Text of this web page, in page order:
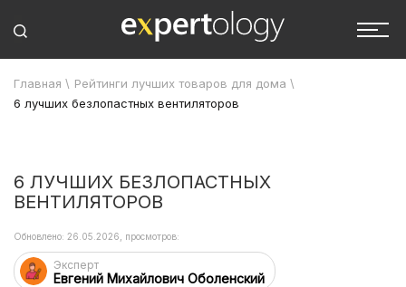
Главная \ Рейтинги лучших товаров для дома \
6 лучших безлопастных вентиляторов
6 ЛУЧШИХ БЕЗЛОПАСТНЫХ
ВЕНТИЛЯТОРОВ
Эксперт
Евгений Михайлович Оболенский
Обновлено: 26.05.2026, просмотров: